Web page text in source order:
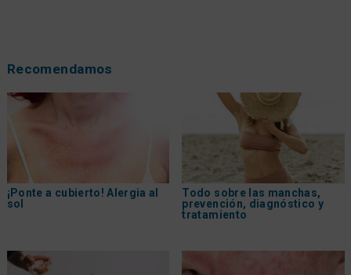
Recomendamos
¡Ponte a cubierto! Alergia al
sol
Todo sobre las manchas,
prevención, diagnóstico y
tratamiento